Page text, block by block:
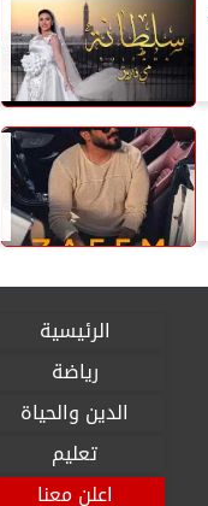
الرئيسية
رياضة
الدين والحياة
تعليم
اعلن معنا